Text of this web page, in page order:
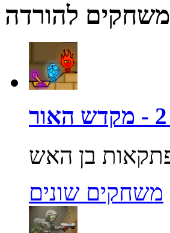
משחקים להורדה
משחקים שונים